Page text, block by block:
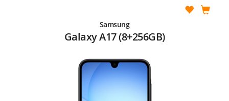
Samsung
Galaxy A17 (8+256GB)